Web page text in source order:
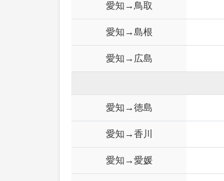
愛知→鳥取
愛知→島根
愛知→広島
愛知→徳島
愛知→香川
愛知→愛媛